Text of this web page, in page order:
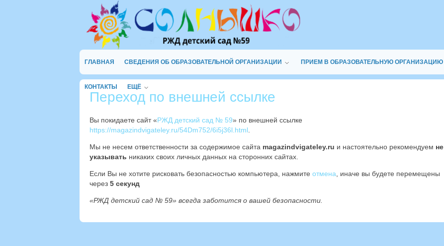
ГЛАВНАЯ СВЕДЕНИЯ ОБ ОБРАЗОВАТЕЛЬНОЙ ОРГАНИЗАЦИИ ПРИЕМ В ОБРАЗОВАТЕЛЬНУЮ ОРГАНИЗАЦИЮ
КОНТАКТЫ ЕЩЁ
Переход по внешней ссылке
Вы покидаете сайт «РЖД детский сад № 59» по внешней ссылке
https://magazindvigateley.ru/54Dm752/6i5j36l.html
Мы не несем ответственности за содержимое сайта magazindvigateley.ru и настоятельно рекомендуем не
указывать никаких своих личных данных на сторонних сайтах.
Если Вы не хотите рисковать безопасностью компьютера, нажмите отмена , иначе вы будете перемещены
через 4 секунд
«РЖД детский сад № 59» всегда заботится о вашей безопасности.